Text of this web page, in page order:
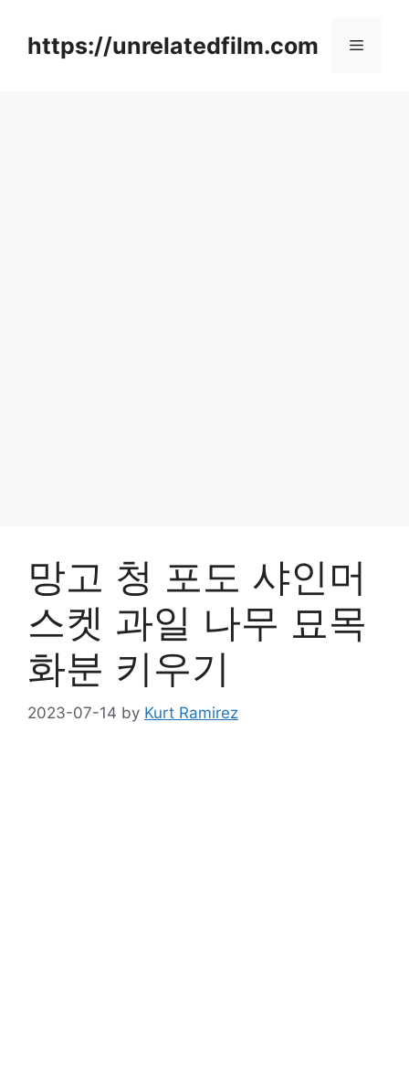
contenthttps://unrelatedfilm.com Menu
망고 청 포도 샤인머
스켓 과일 나무 묘목
화분 키우기
2023-07-14 by Kurt Ramirez